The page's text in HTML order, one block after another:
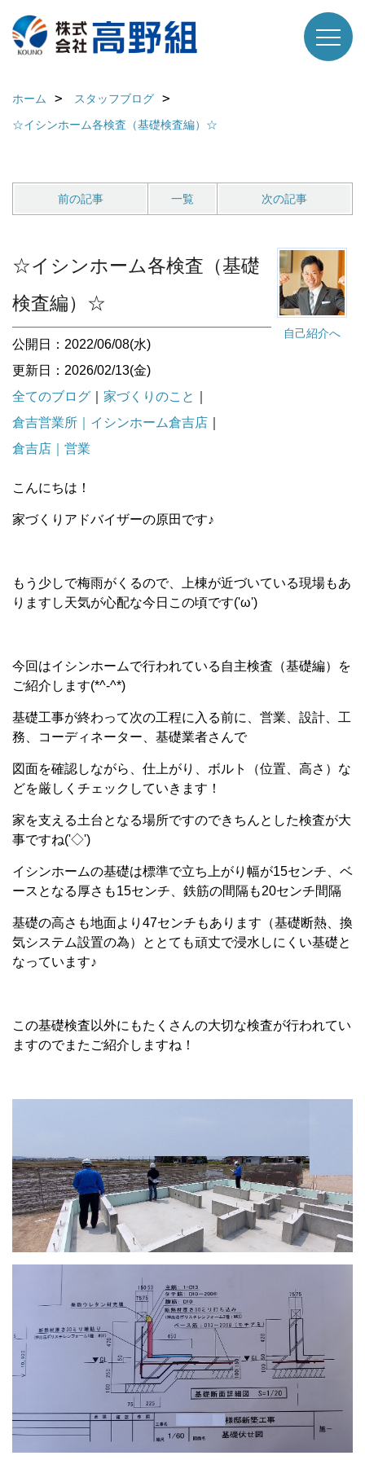
ホーム
スタッフブログ
☆イシンホーム各検査（基礎検査編）☆
前の記事 一覧 次の記事
自己紹介へ
☆イシンホーム各検査（基礎
検査編）☆
公開日：2022/06/08(水)
更新日：2026/02/13(金)
全てのブログ
家づくりのこと
倉吉営業所｜イシンホーム倉吉店
倉吉店｜営業
こんにちは！
家づくりアドバイザーの原田です♪
もう少しで梅雨がくるので、上棟が近づいている現場もあ
りますし天気が心配な今日この頃です('ω')
今回はイシンホームで行われている自主検査（基礎編）を
ご紹介します(*^-^*)
基礎工事が終わって次の工程に入る前に、営業、設計、工
務、コーディネーター、基礎業者さんで
図面を確認しながら、仕上がり、ボルト（位置、高さ）な
どを厳しくチェックしていきます！
家を支える土台となる場所ですのできちんとした検査が大
事ですね('◇')ゞ
イシンホームの基礎は標準で立ち上がり幅が15センチ、ベ
ースとなる厚さも15センチ、鉄筋の間隔も20センチ間隔
基礎の高さも地面より47センチもあります（基礎断熱、換
気システム設置の為）ととても頑丈で浸水しにくい基礎と
なっています♪
この基礎検査以外にもたくさんの大切な検査が行われてい
ますのでまたご紹介しますね！